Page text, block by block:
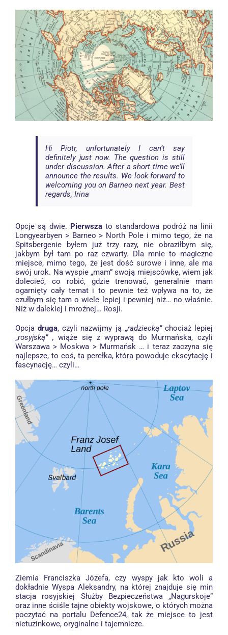
Hi Piotr, unfortunately I can’t say
definitely just now. The question is still
under discussion. After a short time we’ll
announce the results. We look forward to
welcoming you on Barneo next year. Best
regards, Irina
Opcje są dwie. Pierwszato standardowa podróż na linii
Longyearbyen > Barneo > North Pole i mimo tego, że na
Spitsbergenie byłem już trzy razy, nie obraziłbym się,
jakbym był tam po raz czwarty. Dla mnie to magiczne
miejsce, mimo tego, że jest dość surowe i inne, ale ma
swój urok. Na wyspie „mam” swoją miejscówkę, wiem jak
dolecieć, co robić, gdzie trenować, generalnie mam
ogarnięty cały temat i to pewnie też wpływa na to, że
czułbym się tam o wiele lepiej i pewniej niż… no właśnie.
Niż w dalekiej i mroźnej… Rosji.
Opcjadruga, czyli nazwijmy ją „radziecką” chociaż lepiej
„rosyjską” ,wiąże się z wyprawą do Murmańska, czyli
Warszawa > Moskwa > Murmańsk … i teraz zaczyna się
najlepsze, to coś, ta perełka, która powoduje ekscytację i
fascynację… czyli…
Ziemia Franciszka Józefa, czy wyspy jak kto woli a
dokładnie Wyspa Aleksandry, na której znajduje się min
stacja rosyjskiej Służby Bezpieczeństwa „Nagurskoje”
oraz inne ściśle tajne obiekty wojskowe, o których można
poczytać na portalu Defence24, tak że miejsce to jest
nietuzinkowe, oryginalne i tajemnicze.